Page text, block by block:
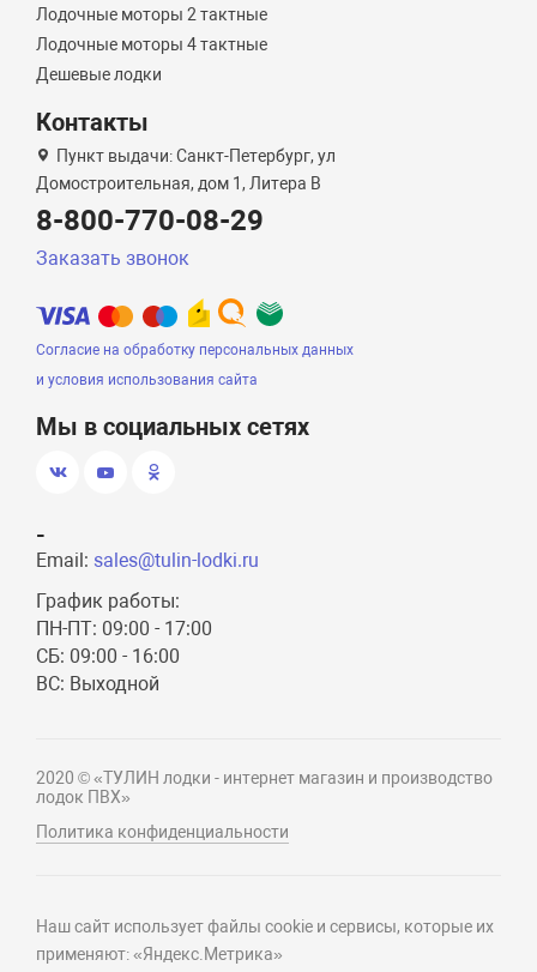
Лодочные моторы 2 тактные
Лодочные моторы 4 тактные
Дешевые лодки
Контакты
Пункт выдачи: Санкт-Петербург, ул
Домостроительная, дом 1, Литера B
8-800-770-08-29
Заказать звонок
Согласие на обработку персональных данных
и условия использования сайта
Мы в социальных сетях
-
Email: sales@tulin-lodki.ru
График работы:
ПН-ПТ: 09:00 - 17:00
СБ: 09:00 - 16:00
ВС: Выходной
2020 © «ТУЛИН лодки - интернет магазин и производство
лодок ПВХ»
Политика конфиденциальности
Наш сайт использует файлы cookie и сервисы, которые их
применяют: «Яндекс.Метрика»